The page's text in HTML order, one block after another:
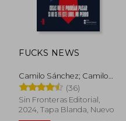
45%
dcto. $ 23.69
FUCKS NEWS
Camilo Sánchez; Camilo
Pardo
(36)
Sin Fronteras Editorial,
2024, Tapa Blanda, Nuevo